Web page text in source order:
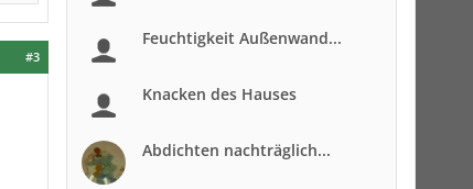
#3
Feuchtigkeit Außenwand...
Knacken des Hauses
Abdichten nachträglich...